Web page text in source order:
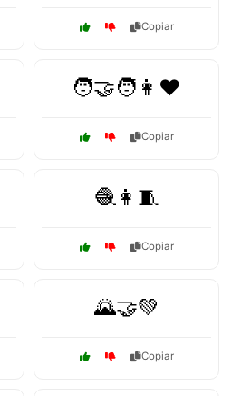
Copiar
🧑‍🤝‍🧑👩❤️
Copiar
🧶👩🧵
Copiar
🌄🤝💚
Copiar